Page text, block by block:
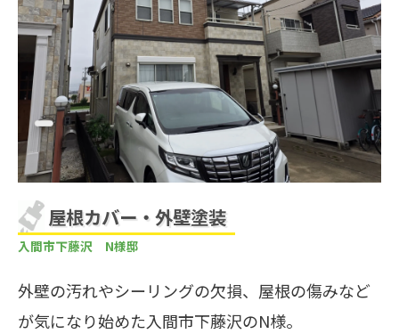
屋根カバー・外壁塗装
入間市下藤沢 N様邸
外壁の汚れやシーリングの欠損、屋根の傷みなど
が気になり始めた入間市下藤沢のN様。